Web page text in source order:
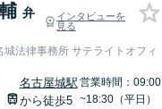
弁
インタビューを
見る
城法律事務所 サテライトオフィ
名古屋城駅
から徒歩5
営業時間：09:00
~18:30（平日）